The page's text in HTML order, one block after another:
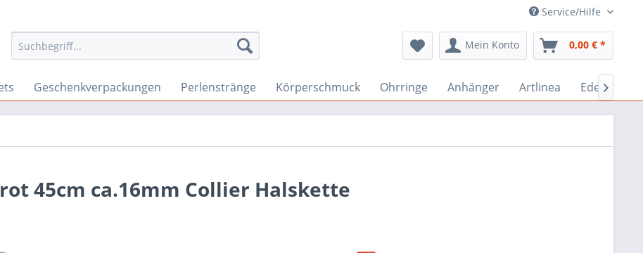
Service/Hilfe
Mein Konto 0,00 € *
Geschenkverpackungen Perlenstränge Körperschmuck Ohrringe Anhänger Artlinea Edelstein-

45cm ca.16mm Collier Halskette